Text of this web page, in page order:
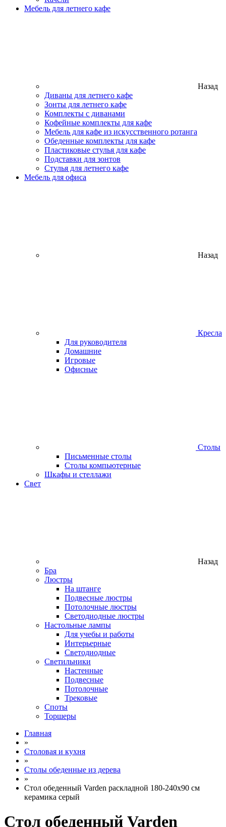
Мебель для летнего кафе
Назад
Диваны для летнего кафе
Зонты для летнего кафе
Комплекты с диванами
Кофейные комплекты для кафе
Мебель для кафе из искусственного ротанга
Обеденные комплекты для кафе
Пластиковые стулья для кафе
Подставки для зонтов
Стулья для летнего кафе
Мебель для офиса
Назад
Кресла
Для руководителя
Домашние
Игровые
Офисные
Столы
Письменные столы
Столы компьютерные
Шкафы и стеллажи
Свет
Назад
Бра
Люстры
На штанге
Подвесные люстры
Потолочные люстры
Светодиодные люстры
Настольные лампы
Для учебы и работы
Интерьерные
Светодиодные
Светильники
Настенные
Подвесные
Потолочные
Трековые
Споты
Торшеры
Главная
»
Столовая и кухня
»
Столы обеденные из дерева
»
Стол обеденный Varden раскладной 180-240х90 см
керамика серый
Стол обеденный Varden